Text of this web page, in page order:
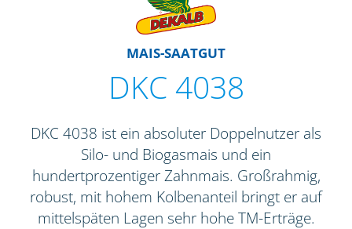
MAIS-SAATGUT
DKC 4038
DKC 4038 ist ein absoluter Doppelnutzer als
Silo- und Biogasmais und ein
hundertprozentiger Zahnmais. Großrahmig,
robust, mit hohem Kolbenanteil bringt er auf
mittelspäten Lagen sehr hohe TM-Erträge.